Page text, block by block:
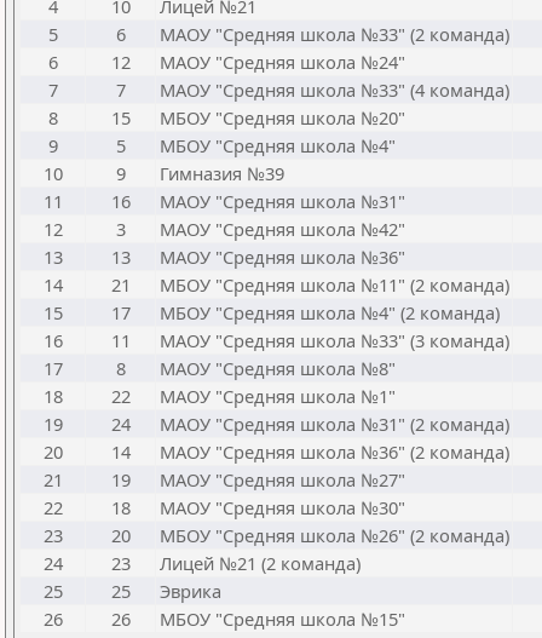
4
10
Лицей №21
5
6
МАОУ "Средняя школа №33" (2 команда)
6
12
МАОУ "Средняя школа №24"
7
7
МАОУ "Средняя школа №33" (4 команда)
8
15
МБОУ "Средняя школа №20"
9
5
МБОУ "Средняя школа №4"
10
9
Гимназия №39
11
16
МАОУ "Средняя школа №31"
12
3
МАОУ "Средняя школа №42"
13
13
МАОУ "Средняя школа №36"
14
21
МБОУ "Средняя школа №11" (2 команда)
15
17
МБОУ "Средняя школа №4" (2 команда)
16
11
МАОУ "Средняя школа №33" (3 команда)
17
8
МАОУ "Средняя школа №8"
18
22
МАОУ "Средняя школа №1"
19
24
МАОУ "Средняя школа №31" (2 команда)
20
14
МАОУ "Средняя школа №36" (2 команда)
21
19
МАОУ "Средняя школа №27"
22
18
МАОУ "Средняя школа №30"
23
20
МБОУ "Средняя школа №26" (2 команда)
24
23
Лицей №21 (2 команда)
25
25
Эврика
26
26 МБОУ "Средняя школа №15"